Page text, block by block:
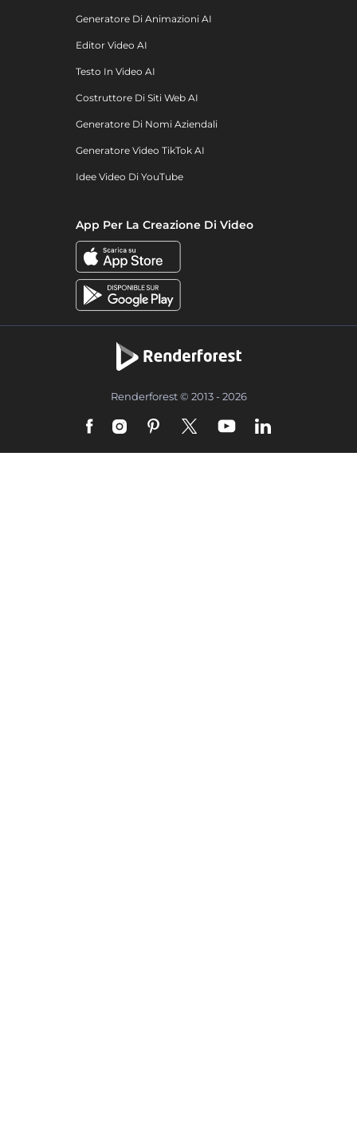
Generatore Di Animazioni AI
Editor Video AI
Testo In Video AI
Costruttore Di Siti Web AI
Generatore Di Nomi Aziendali
Generatore Video TikTok AI
Idee Video Di YouTube
App Per La Creazione Di Video
Renderforest © 2013 - 2026